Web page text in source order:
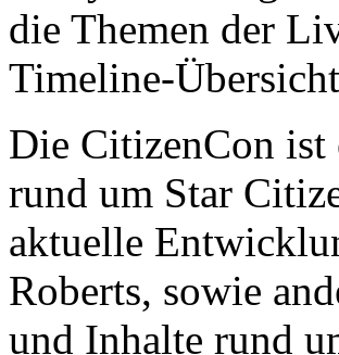
die Themen der
Timeline-
Die CitizenCon ist
rund um Star
aktuelle
Roberts, sowie
und Inhalte rund